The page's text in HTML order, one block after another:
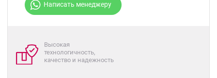
Написать менеджеру
Высокая
технологичность,
качество и надежность